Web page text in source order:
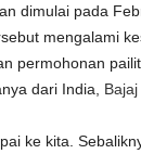
dimulai pada
mengalami
permohonan
dari India, Bajaj,
ke kita.